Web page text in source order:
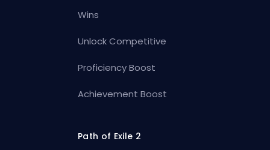
Wins
Unlock Competitive
Proficiency Boost
Achievement Boost
Path of Exile 2